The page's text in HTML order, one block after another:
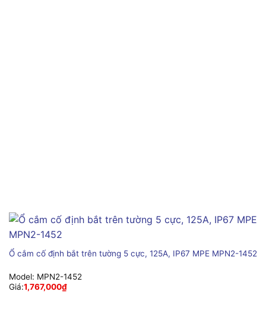
Ổ cắm cố định bắt trên tường 5 cực, 125A, IP67 MPE MPN2-1452
Model: MPN2-1452
Giá:1,767,000₫